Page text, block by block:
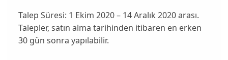
Talep Süresi: 1 Ekim 2020 – 14 Aralık 2020 arası.
Talepler, satın alma tarihinden itibaren en erken
30 gün sonra yapılabilir.